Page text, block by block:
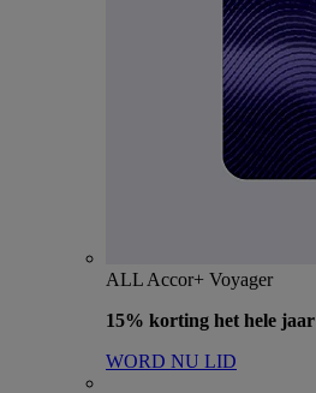
ALL Accor+ Voyager
15% korting het hele jaar
WORD NU LID